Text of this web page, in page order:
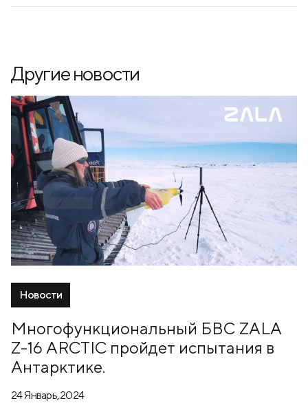
Другие новости
Новости
Многофункциональный БВС ZALA
Z-16 ARCTIC пройдет испытания в
Антарктике.
24 Январь, 2024